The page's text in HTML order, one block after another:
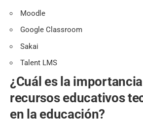
Moodle
Google Classroom
Sakai
Talent LMS
¿Cuál es la
recursos educativos
en la educación?